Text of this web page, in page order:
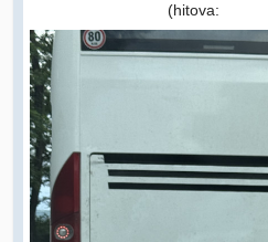
(hitova: